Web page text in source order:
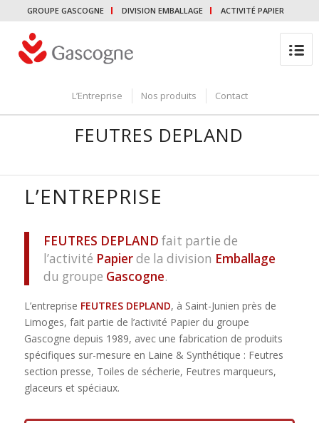
GROUPE GASCOGNE DIVISION EMBALLAGE ACTIVITÉ PAPIER
L’Entreprise Nos produits Contact
FEUTRES DEPLAND
L’ENTREPRISE
FEUTRES DEPLAND fait partie de
l’activité Papierde la division Emballage
du groupe Gascogne.
L’entreprise FEUTRES DEPLAND, à Saint-Junien près de
Limoges, fait partie de l’activité Papier du groupe
Gascogne depuis 1989, avec une fabrication de produits
spécifiques sur-mesure en Laine & Synthétique : Feutres
section presse, Toiles de sécherie, Feutres marqueurs,
glaceurs et spéciaux.